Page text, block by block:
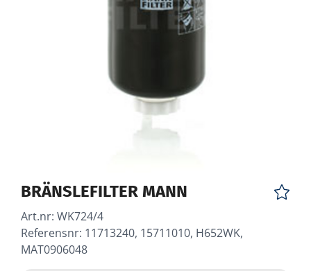
BRÄNSLEFILTER MANN
Art.nr: WK724/4
Referensnr: 11713240, 15711010, H652WK,
MAT0906048